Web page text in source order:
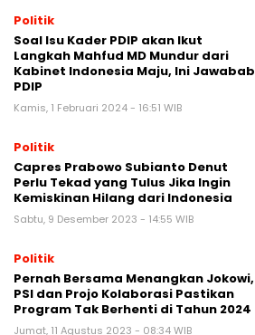
Politik
Soal Isu Kader PDIP akan Ikut
Langkah Mahfud MD Mundur dari
Kabinet Indonesia Maju, Ini Jawabab
PDIP
Kamis, 1 Februari 2024 - 16:51 WIB
Politik
Capres Prabowo Subianto Denut
Perlu Tekad yang Tulus Jika Ingin
Kemiskinan Hilang dari Indonesia
Sabtu, 9 Desember 2023 - 14:55 WIB
Politik
Pernah Bersama Menangkan Jokowi,
PSI dan Projo Kolaborasi Pastikan
Program Tak Berhenti di Tahun 2024
Jumat, 11 Agustus 2023 - 08:34 WIB